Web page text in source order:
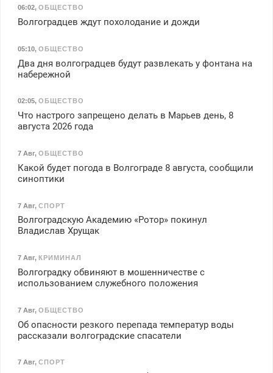
06:02, ОБЩЕСТВО
Волгоградцев ждут похолодание и дожди
05:10, ОБЩЕСТВО
Два дня волгоградцев будут развлекать у фонтана на
набережной
02:05, ОБЩЕСТВО
Что настрого запрещено делать в Марьев день, 8
августа 2026 года
7 Авг, ОБЩЕСТВО
Какой будет погода в Волгограде 8 августа, сообщили
синоптики
7 Авг, СПОРТ
Волгоградскую Академию «Ротор» покинул
Владислав Хрущак
7 Авг, КРИМИНАЛ
Волгоградку обвиняют в мошенничестве с
использованием служебного положения
7 Авг, ОБЩЕСТВО
Об опасности резкого перепада температур воды
рассказали волгоградские спасатели
7 Авг, СПОРТ